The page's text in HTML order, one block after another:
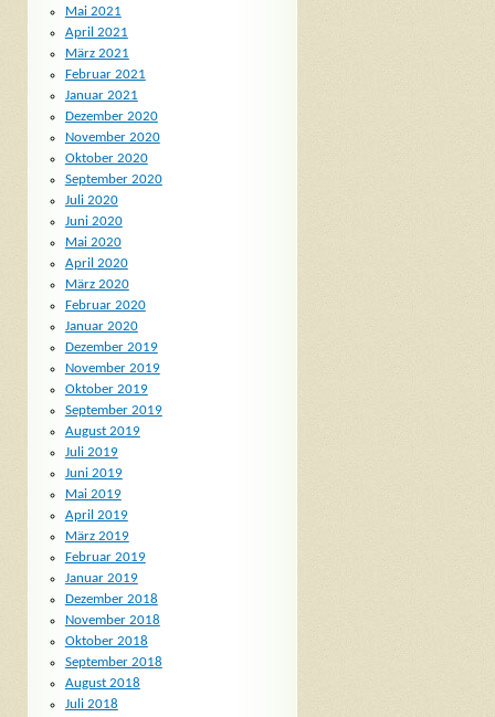
Mai 2021
April 2021
März 2021
Februar 2021
Januar 2021
Dezember 2020
November 2020
Oktober 2020
September 2020
Juli 2020
Juni 2020
Mai 2020
April 2020
März 2020
Februar 2020
Januar 2020
Dezember 2019
November 2019
Oktober 2019
September 2019
August 2019
Juli 2019
Juni 2019
Mai 2019
April 2019
März 2019
Februar 2019
Januar 2019
Dezember 2018
November 2018
Oktober 2018
September 2018
August 2018
Juli 2018